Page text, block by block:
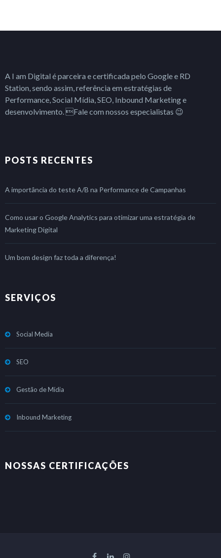
A I am Digital é parceira e certificada pelo Google e RD
Station, sendo assim, referência em estratégias de
Performance, Social Mídia, SEO, Inbound Marketing e
desenvolvimento. Fale com nossos especialistas 😉
POSTS RECENTES
A importância do teste A/B na Performance de Campanhas
Como usar o Google Analytics para otimizar uma estratégia de
Marketing Digital
Um bom design faz toda a diferença!
SERVIÇOS
Social Media
SEO
Gestão de Mídia
Inbound Marketing
NOSSAS CERTIFICAÇÕES